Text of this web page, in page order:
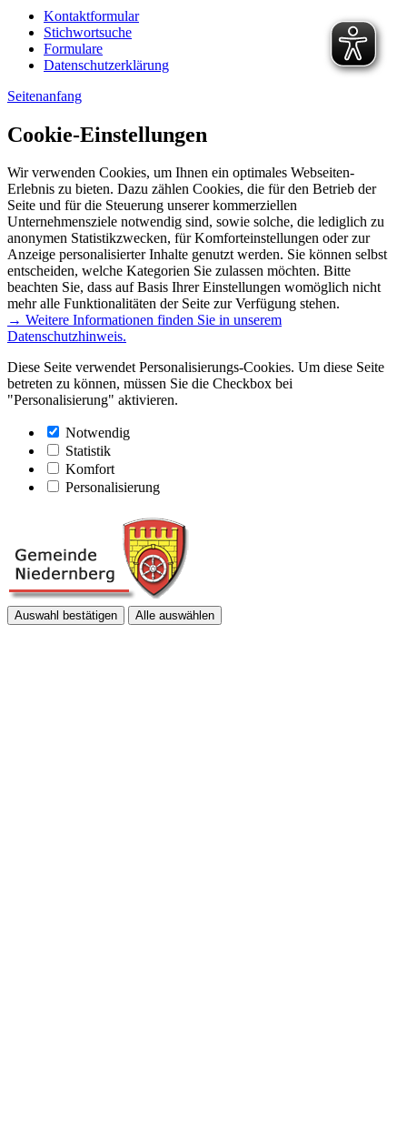
Kontaktformular
Stichwortsuche
Formulare
Datenschutzerklärung
Seitenanfang
Cookie-Einstellungen
Wir verwenden Cookies, um Ihnen ein optimales Webseiten-
Erlebnis zu bieten. Dazu zählen Cookies, die für den Betrieb der
Seite und für die Steuerung unserer kommerziellen
Unternehmensziele notwendig sind, sowie solche, die lediglich zu
anonymen Statistikzwecken, für Komforteinstellungen oder zur
Anzeige personalisierter Inhalte genutzt werden. Sie können selbst
entscheiden, welche Kategorien Sie zulassen möchten. Bitte
beachten Sie, dass auf Basis Ihrer Einstellungen womöglich nicht
mehr alle Funktionalitäten der Seite zur Verfügung stehen.
→ Weitere Informationen finden Sie in unserem
Datenschutzhinweis.
Diese Seite verwendet Personalisierungs-Cookies. Um diese Seite
betreten zu können, müssen Sie die Checkbox bei
"Personalisierung" aktivieren.
Notwendig
Statistik
Komfort
Personalisierung
Auswahl bestätigen Alle auswählen